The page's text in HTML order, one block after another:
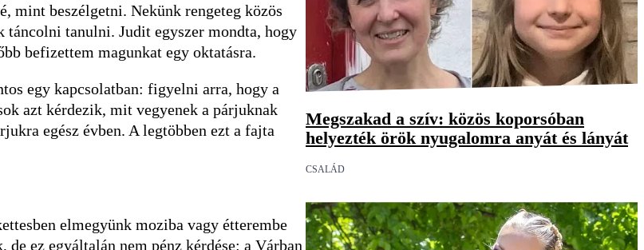
mint beszélgetni. Nekünk rengeteg közös
táncolni tanulni. Judit egyszer mondta, hogy
befizettem magunkat egy oktatásra.
egy kapcsolatban: figyelni arra, hogy a
azt kérdezik, mit vegyenek a párjuknak
egész évben. A legtöbben ezt a fajta
elmegyünk moziba vagy étterembe
ez egyáltalán nem pénz kérdése: a Várban
Megszakad a szív: közös koporsóban
helyezték örök nyugalomra anyát és lányát
CSALÁD